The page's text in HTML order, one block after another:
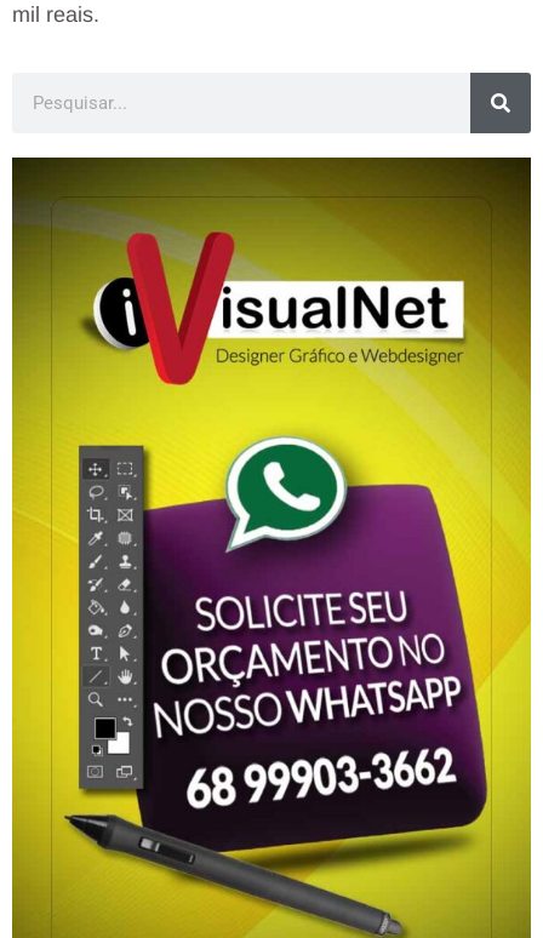
mil reais.